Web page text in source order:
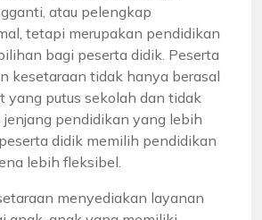
atau pelengkap
tetapi merupakan pendidikan
bagi peserta didik. Peserta
kesetaraan tidak hanya berasal
yang putus sekolah dan tidak
jenjang pendidikan yang lebih
didik memilih pendidikan
lebih fleksibel.
menyediakan layanan